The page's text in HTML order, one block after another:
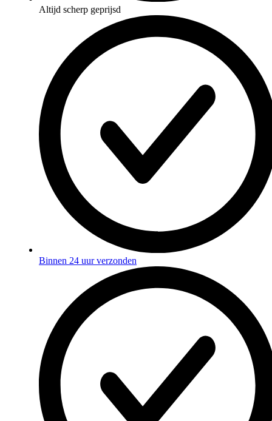
Altijd scherp geprijsd
Binnen 24 uur verzonden